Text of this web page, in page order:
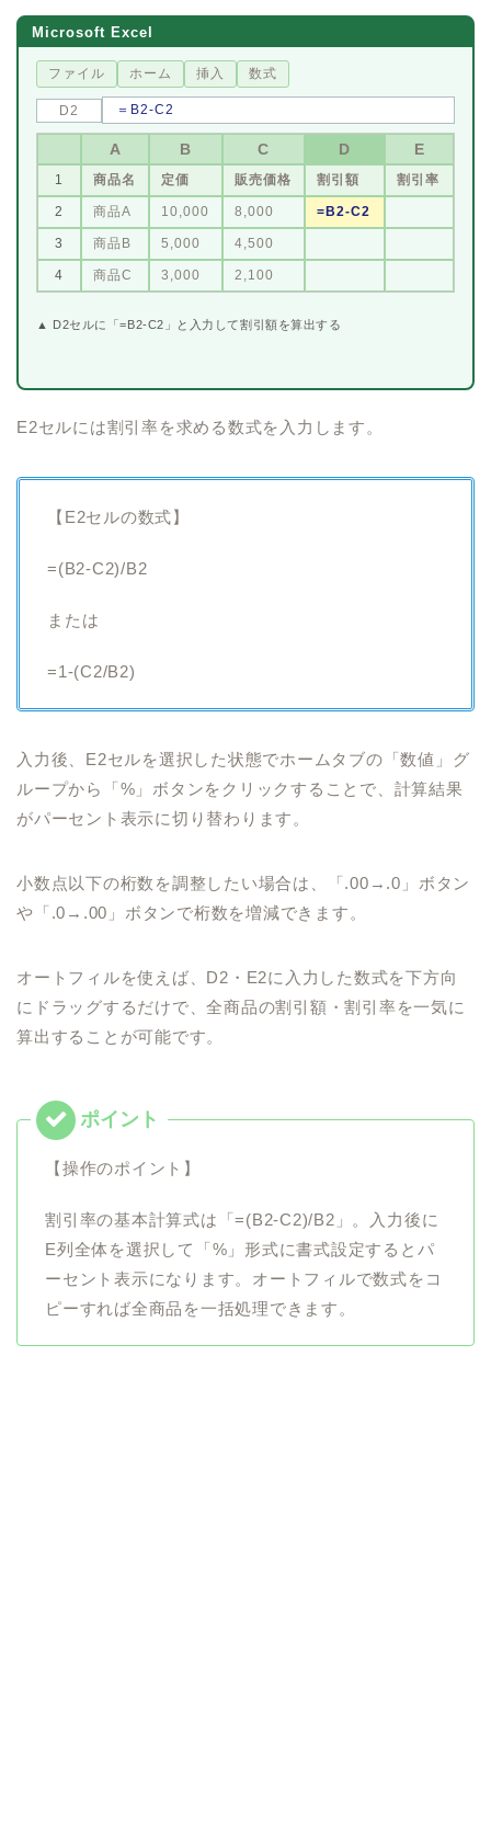
Microsoft Excel
ファイル ホーム 挿入 数式
D2 ＝B2-C2
A B C D E
1 商品名 定価 販売価格 割引額 割引率
2 商品A 10,000 8,000 =B2-C2
3 商品B 5,000 4,500
4 商品C 3,000 2,100
▲ D2セルに「=B2-C2」と入力して割引額を算出する
E2セルには割引率を求める数式を入力します。
【E2セルの数式】
=(B2-C2)/B2
または
=1-(C2/B2)
入力後、E2セルを選択した状態でホームタブの「数値」グ
ループから「%」ボタンをクリックすることで、計算結果
がパーセント表示に切り替わります。
小数点以下の桁数を調整したい場合は、「.00→.0」ボタン
や「.0→.00」ボタンで桁数を増減できます。
オートフィルを使えば、D2・E2に入力した数式を下方向
にドラッグするだけで、全商品の割引額・割引率を一気に
算出することが可能です。
【操作のポイント】
割引率の基本計算式は「=(B2-C2)/B2」。入力後に
E列全体を選択して「%」形式に書式設定するとパ
ーセント表示になります。オートフィルで数式をコ
ピーすれば全商品を一括処理できます。